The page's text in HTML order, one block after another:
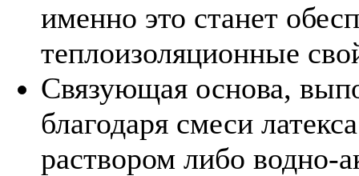
именно это станет
теплоизоляционные
Связующая основа,
благодаря смеси
раствором либо водно-